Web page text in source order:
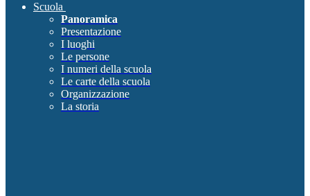
Scuola
Panoramica
Presentazione
I luoghi
Le persone
I numeri della scuola
Le carte della scuola
Organizzazione
La storia